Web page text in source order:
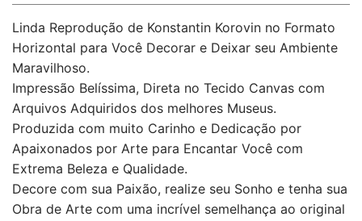
Linda Reprodução de Konstantin Korovin no Formato
Horizontal para Você Decorar e Deixar seu Ambiente
Maravilhoso.
Impressão Belíssima, Direta no Tecido Canvas com
Arquivos Adquiridos dos melhores Museus.
Produzida com muito Carinho e Dedicação por
Apaixonados por Arte para Encantar Você com
Extrema Beleza e Qualidade.
Decore com sua Paixão, realize seu Sonho e tenha sua
Obra de Arte com uma incrível semelhança ao original